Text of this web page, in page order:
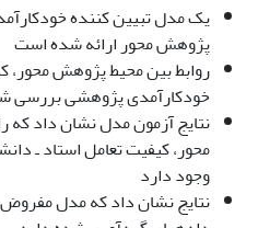
یک مدل تبیین کننده
پژوهش محور ارائه شده است
روابط بین محیط پژوهش محور،
خودکارآمدی پژوهشی بررسی
نتایج آزمون مدل نشان داد
محور، کیفیت تعامل استاد ـ
وجود دارد
نتایج نشان داد که مدل